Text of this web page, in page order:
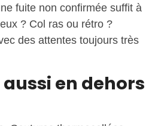
fuite non confirmée suffit à
? Col ras ou rétro ?
des attentes toujours très
en dehors